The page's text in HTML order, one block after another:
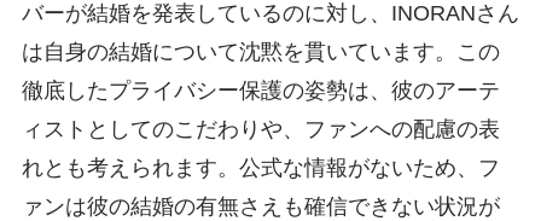
バーが結婚を発表しているのに対し、INORANさん
は自身の結婚について沈黙を貫いています。この
徹底したプライバシー保護の姿勢は、彼のアーテ
ィストとしてのこだわりや、ファンへの配慮の表
れとも考えられます。公式な情報がないため、フ
ァンは彼の結婚の有無さえも確信できない状況が